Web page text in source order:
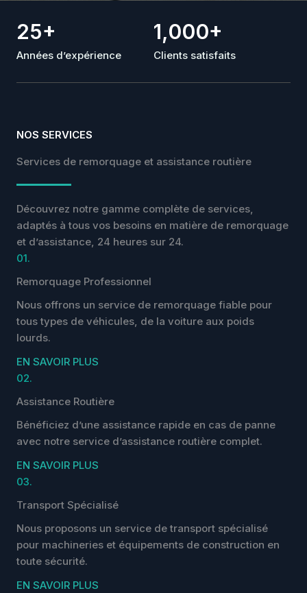
25+
Années d’expérience
1,000+
Clients satisfaits
NOS SERVICES
Services de remorquage et assistance routière
Découvrez notre gamme complète de services,
adaptés à tous vos besoins en matière de remorquage
et d’assistance, 24 heures sur 24.
01.
Remorquage Professionnel
Nous offrons un service de remorquage fiable pour
tous types de véhicules, de la voiture aux poids
lourds.
EN SAVOIR PLUS
02.
Assistance Routière
Bénéficiez d’une assistance rapide en cas de panne
avec notre service d’assistance routière complet.
EN SAVOIR PLUS
03.
Transport Spécialisé
Nous proposons un service de transport spécialisé
pour machineries et équipements de construction en
toute sécurité.
EN SAVOIR PLUS